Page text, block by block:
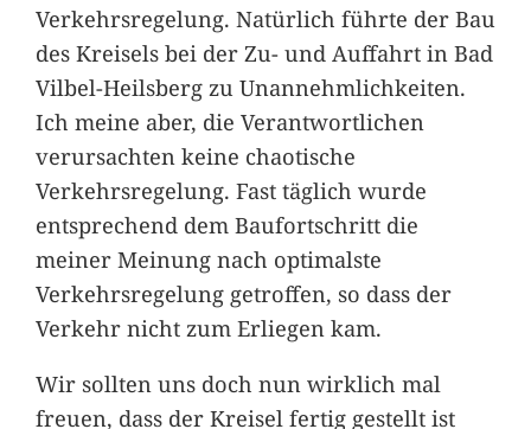
Verkehrsregelung. Natürlich führte der Bau
des Kreisels bei der Zu- und Auffahrt in Bad
Vilbel-Heilsberg zu Unannehmlichkeiten.
Ich meine aber, die Verantwortlichen
verursachten keine chaotische
Verkehrsregelung. Fast täglich wurde
entsprechend dem Baufortschritt die
meiner Meinung nach optimalste
Verkehrsregelung getroffen, so dass der
Verkehr nicht zum Erliegen kam.
Wir sollten uns doch nun wirklich mal
freuen, dass der Kreisel fertig gestellt ist